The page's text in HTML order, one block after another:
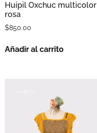
Huipil Oxchuc multicolor
rosa
$850.00
Añadir al carrito